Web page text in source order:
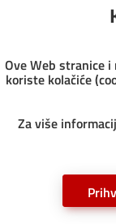
PRIBOR ZA
ZAGREB: Artikal
Ove Web stranice
koriste kolačiće
Za više